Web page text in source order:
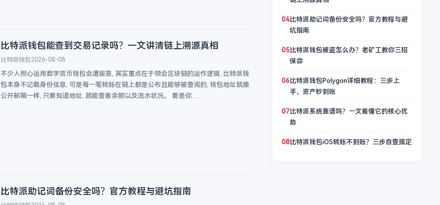
比特派钱包能查到交易记录吗？一文讲清链上溯源真相
比特派钱包2026-08-08
不少人担心运用数字货币钱包会遭留意, 其实重点在于领会区块链的运作逻辑, 比特派钱
包本身不记载身份信息, 可是每一笔转账在链上都是公布且能够被查询的, 钱包地址就像
公开邮箱一样, 只要知道地址, 就能查看余额以及流水状况。 要是你…
比特派助记词备份安全吗？官方教程与避坑指南
04比特派助记词备份安全吗？官方教程与避
坑指南
05比特派钱包被盗怎么办？老矿工教你三招
保命
06比特派钱包Polygon详细教程：三步上
手，资产秒到账
07比特派系统靠谱吗？一文看懂它的核心优
势
08比特派钱包iOS转账不到账？三步自查搞定